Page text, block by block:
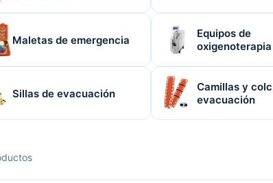
Maletas de emergencia
Equipos de
oxigenoterapia
Sillas de evacuación
Camillas y
evacuación